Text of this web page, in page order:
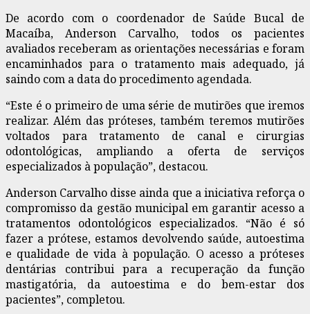
De acordo com o coordenador de Saúde Bucal de
Macaíba, Anderson Carvalho, todos os pacientes
avaliados receberam as orientações necessárias e foram
encaminhados para o tratamento mais adequado, já
saindo com a data do procedimento agendada.
“Este é o primeiro de uma série de mutirões que iremos
realizar. Além das próteses, também teremos mutirões
voltados para tratamento de canal e cirurgias
odontológicas, ampliando a oferta de serviços
especializados à população”, destacou.
Anderson Carvalho disse ainda que a iniciativa reforça o
compromisso da gestão municipal em garantir acesso a
tratamentos odontológicos especializados. “Não é só
fazer a prótese, estamos devolvendo saúde, autoestima
e qualidade de vida à população. O acesso a próteses
dentárias contribui para a recuperação da função
mastigatória, da autoestima e do bem-estar dos
pacientes”, completou.